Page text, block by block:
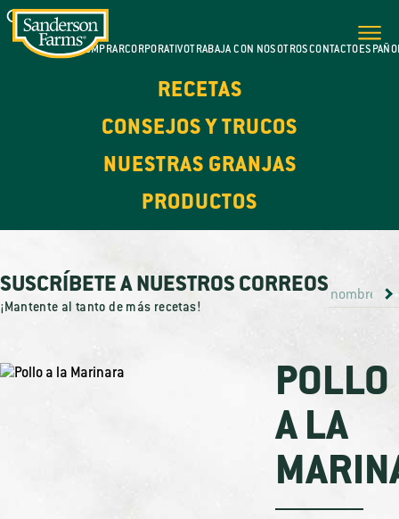
DÓNDE COMPRARCORPORATIVOTRABAJA CON NOSOTROSCONTACTO
RECETAS
CONSEJOS Y TRUCOS
NUESTRAS GRANJAS
PRODUCTOS
SUSCRÍBETE A NUESTROS CORREOS
¡Mantente al tanto de más recetas!
POLLO
A LA